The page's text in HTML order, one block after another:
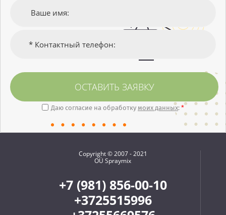
ОСТАВИТЬ ЗАЯВКУ
Даю согласие на обработку моих данных: *
Copyright © 2007 - 2021
OÜ Spraymix
+7 (981) 856-00-10
+3725515996